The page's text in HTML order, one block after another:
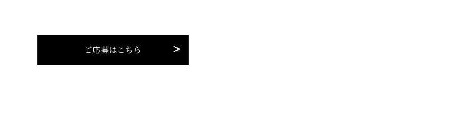
ご応募はこちら